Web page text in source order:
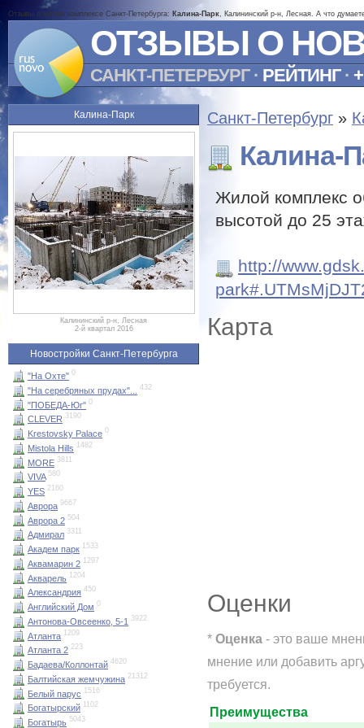
Отзывы о жилом комплексе Санкт-Петербурга: Калина-Парк, Калининский р-н, Лесная. А что
ОТЗЫВЫ О
САНКТ-ПЕТЕРБУРГ· РЕЙТИНГ· +
Калина-Парк
Калининский р-н, Лесная
2-й квартал 2016
Новостройки Санкт-Петербурга
"На Охте" 0
"На серебряных прудах"... 432
"ПОБЕДА-Юг" 0
CLEVER 3190
Krestovsky Palace 0
Mistola Hills 1482
MORE 3811
VIVA 580
YES 2160
Аврора 9667
Аврора 2 504
Адмирал 3311
Академ парк 1533
Аквамарин 2 1297
Акварель 1204
Александрия 450
Английский Дом 0
Антонова-Овсеенко, 5-1 3922
Атланта 1209
Атланта 2 223
Бадаева/Коллонтай 4620
Балтийская жемчужина 21312
Белый парус 1516
Богатырский 1102
Богатырь 5043
Санкт-Петербург »
Калина-
Жилой комплекс
высотой до 25
http://
Карта
Оценки
* Оценка - это ваше
мнение или добавить
требуется.
Преимущества